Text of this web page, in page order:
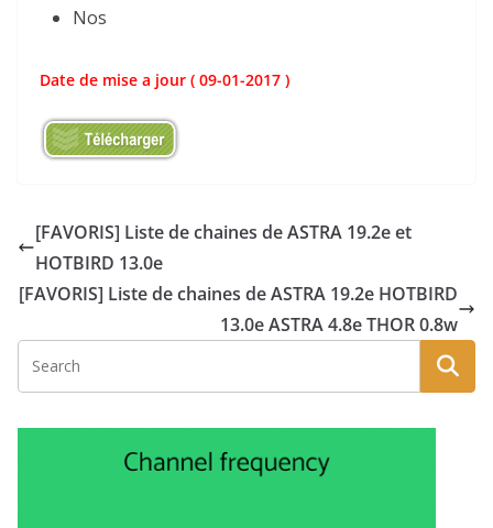
Nos
Date de mise a jour ( 09-01-2017 )
[FAVORIS] Liste de chaines de ASTRA 19.2e et
HOTBIRD 13.0e
[FAVORIS] Liste de chaines de ASTRA 19.2e HOTBIRD
13.0e ASTRA 4.8e THOR 0.8w